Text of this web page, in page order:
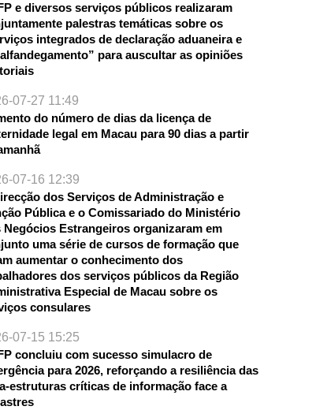
e diversos serviços públicos realizaram
palestras temáticas sobre os
integrados de declaração aduaneira e
para auscultar as opiniões
07-27 11:49
do número de dias da licença de
legal em Macau para 90 dias a partir
07-16 12:39
dos Serviços de Administração e
Pública e o Comissariado do Ministério
Negócios Estrangeiros organizaram em
uma série de cursos de formação que
aumentar o conhecimento dos
dos serviços públicos da Região
Especial de Macau sobre os
consulares
07-15 15:25
concluiu com sucesso simulacro de
para 2026, reforçando a resiliência das
estruturas críticas de informação face a